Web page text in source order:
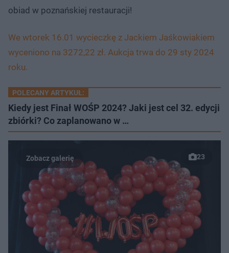
obiad w poznańskiej restauracji!
We wtorek 16.01 wycieczkę z Jackiem Jaśkowiakiem
wyceniono na 3272,22 zł. Aukcja trwa do 29 sty 2024
roku.
POLECANY ARTYKUŁ:
Kiedy jest Finał WOŚP 2024? Jaki jest cel 32. edycji
zbiórki? Co zaplanowano w …
23